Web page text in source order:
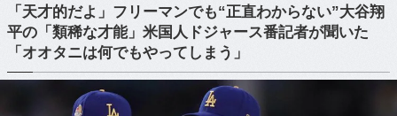
「天才的だよ」フリーマンでも“正直わからない”大谷翔
平の「類稀な才能」米国人ドジャース番記者が聞いた
「オオタニは何でもやってしまう」